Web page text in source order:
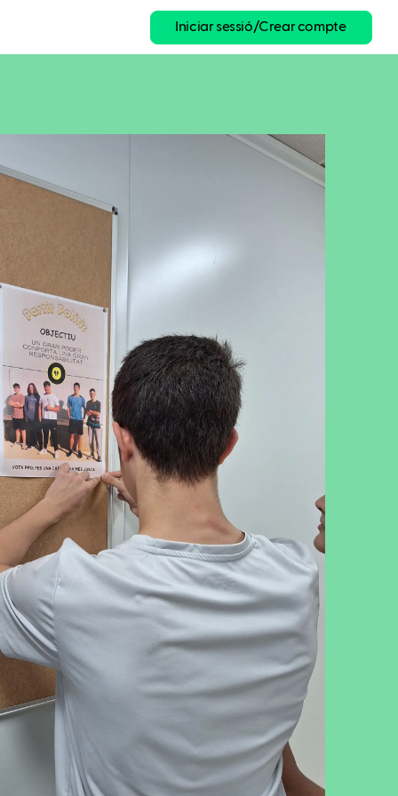
Iniciar sessió/Crear compte
Twitter
LinkedIn
WhatsApp
Reddit
Gmail
Email